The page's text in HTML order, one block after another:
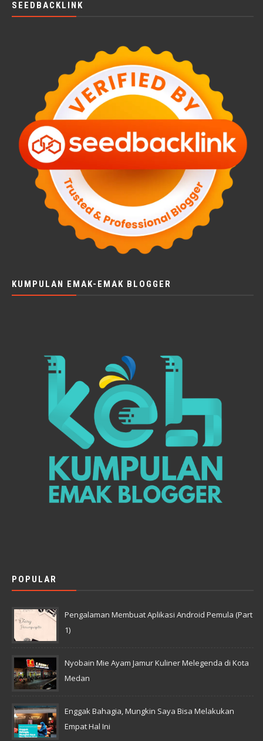
SEEDBACKLINK
KUMPULAN EMAK-EMAK BLOGGER
POPULAR
Pengalaman Membuat Aplikasi Android Pemula (Part
1)
Nyobain Mie Ayam Jamur Kuliner Melegenda di Kota
Medan
Enggak Bahagia, Mungkin Saya Bisa Melakukan
Empat Hal Ini